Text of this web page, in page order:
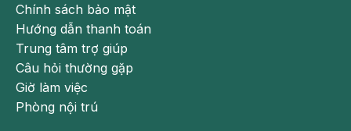
Chính sách bảo mật
Hướng dẫn thanh toán
Trung tâm trợ giúp
Câu hỏi thường gặp
Giờ làm việc
Phòng nội trú